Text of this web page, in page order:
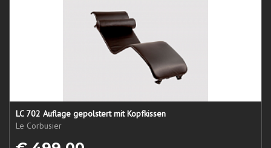
LC 702 Auflage gepolstert mit Kopfkissen
Le Corbusier